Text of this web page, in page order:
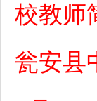
校教师
瓮安县